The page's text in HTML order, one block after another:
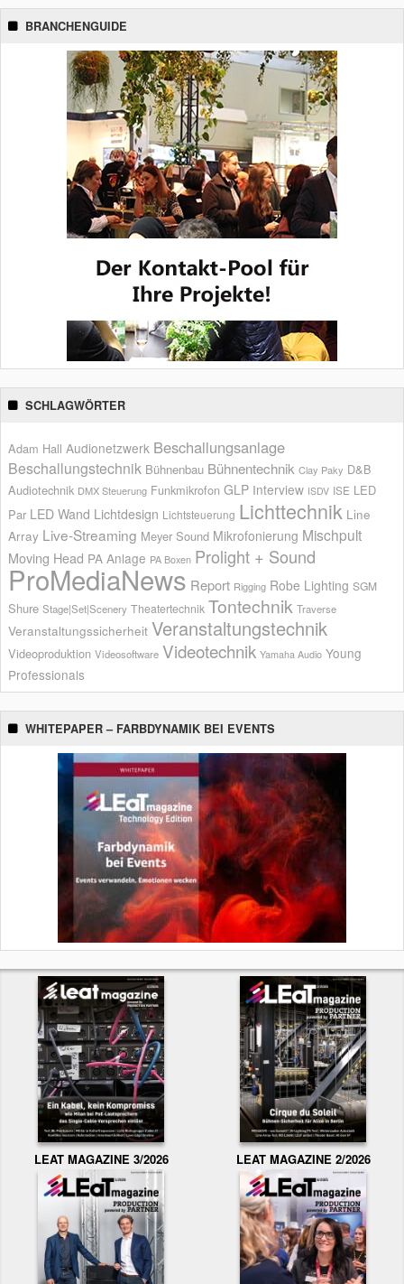
BRANCHENGUIDE
SCHLAGWÖRTER
Adam Hall Audionetzwerk Beschallungsanlage
Beschallungstechnik Bühnenbau Bühnentechnik Clay Paky D&B
Audiotechnik DMX Steuerung Funkmikrofon GLP Interview ISDV ISE LED
Par LED Wand Lichtdesign Lichtsteuerung Lichttechnik Line
Array Live-Streaming Meyer Sound Mikrofonierung Mischpult
Moving Head PA Anlage PA Boxen Prolight + Sound
ProMediaNews Report Rigging Robe Lighting SGM
Shure Stage|Set|Scenery Theatertechnik Tontechnik Traverse
Veranstaltungssicherheit Veranstaltungstechnik
Videoproduktion Videosoftware Videotechnik Yamaha Audio Young
Professionals
WHITEPAPER – FARBDYNAMIK BEI EVENTS
LEAT MAGAZINE 3/2026 LEAT MAGAZINE 2/2026